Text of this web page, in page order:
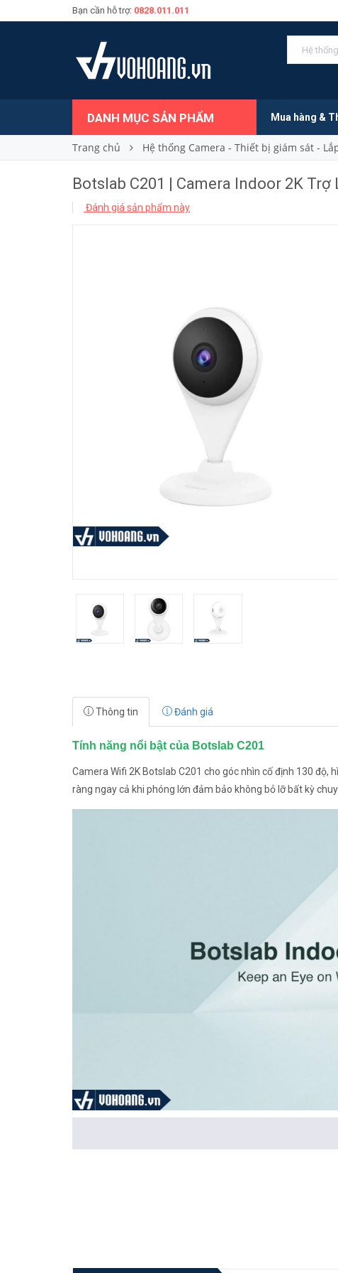
Bạn cần hỗ trợ: 0828.011.011
DANH MỤC SẢN PHẨM Mua hàng &
Trang chủ Hệ thống Camera - Thiết bị giám sát -
Botslab C201 | Camera Indoor 2K
Đánh giá sản phẩm này
Thông tin Đánh giá
Tính năng nổi bật của Botslab C201
Camera Wifi 2K Botslab C201 cho góc nhìn cố định 130 độ,
ràng ngay cả khi phóng lớn đảm bảo không bỏ lỡ bất kỳ
nào.